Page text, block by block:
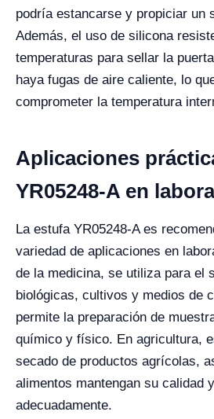
podría estancarse y propiciar un
Además, el uso de silicona
temperaturas para sellar la
haya fugas de aire caliente, lo
comprometer la temperatura
Aplicaciones
YR05248-A en
La estufa YR05248-A es
variedad de aplicaciones en
de la medicina, se utiliza para el
biológicas, cultivos y medios de
permite la preparación de
químico y físico. En agricultura,
secado de productos agrícolas,
alimentos mantengan su calidad
adecuadamente.